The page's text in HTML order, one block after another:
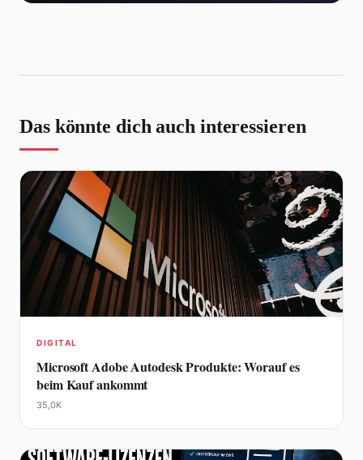
Das könnte dich auch interessieren
DIGITAL
Microsoft Adobe Autodesk Produkte: Worauf es
beim Kauf ankommt
35,0K